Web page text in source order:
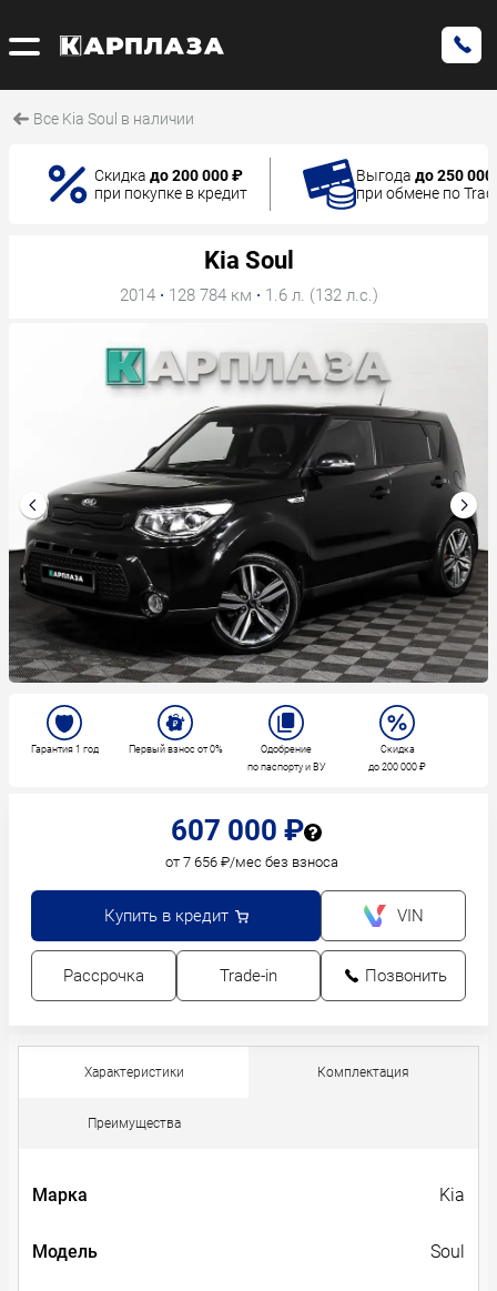
Все Kia Soul в наличии
Скидка до 200 000 ₽
при покупке в кредит
Выгода до 250
при обмене по
607 000 ₽
от 7 656 ₽/мес без взноса
Купить в кредит VIN
Рассрочка Trade-in Позвонить
Гарантия 1 год Первый взнос от 0%
Одобрение
по паспорту и ВУ
Скидка
до 200 000 ₽
Kia Soul
2014 · 128 784 км · 1.6 л. (132 л.с.)
Характеристики Комплектация
Преимущества
Марка Kia
Модель Soul